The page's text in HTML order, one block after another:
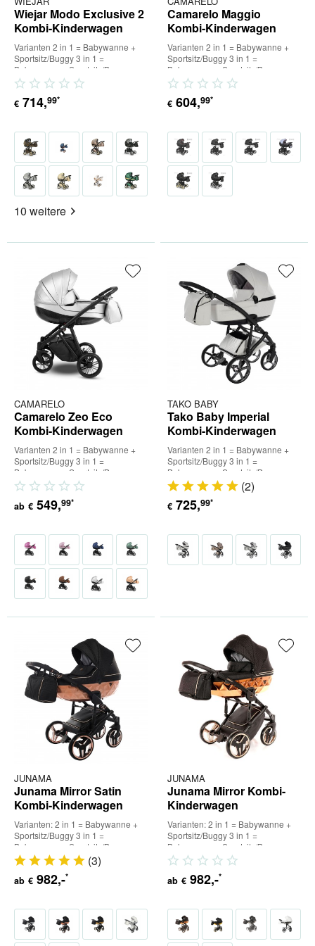
Wiejar Modo Exclusive 2
Kombi-Kinderwagen
Varianten 2 in 1 = Babywanne +
Sportsitz/Buggy 3 in 1 =
Babywanne + Sportsitz/Buggy +
Babyschale (inkl. Adapter) 4 in...
€ 714,99*
10 weitere
Camarelo Maggio
Kombi-Kinderwagen
Varianten 2 in 1 = Babywanne +
Sportsitz/Buggy 3 in 1 =
Babywanne + Sportsitz/Buggy +
Babyschale (inkl. Adapter) 4 in...
€ 604,99*
CAMARELO
Camarelo Zeo Eco
Kombi-Kinderwagen
Varianten 2 in 1 = Babywanne +
Sportsitz/Buggy 3 in 1 =
Babywanne + Sportsitz/Buggy +
Babyschale (inkl. Adapter) 4 in...
ab € 549,99*
TAKO BABY
Tako Baby Imperial
Kombi-Kinderwagen
Varianten 2 in 1 = Babywanne +
Sportsitz/Buggy 3 in 1 =
Babywanne + Sportsitz/Buggy +
Babyschale (inkl. Adapter) 4 in...
(2)
€ 725,99*
JUNAMA
Junama Mirror Satin
Kombi-Kinderwagen
Varianten: 2 in 1 = Babywanne +
Sportsitz/Buggy 3 in 1 =
Babywanne + Sportsitz/Buggy +
Babyschale (inkl. Adapter) 4...
(3)
ab € 982,-*
JUNAMA
Junama Mirror Kombi-
Kinderwagen
Varianten: 2 in 1 = Babywanne +
Sportsitz/Buggy 3 in 1 =
Babywanne + Sportsitz/Buggy +
Babyschale (inkl. Adapter) 4...
ab € 982,-*